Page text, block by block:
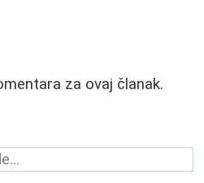
za ovaj članak.